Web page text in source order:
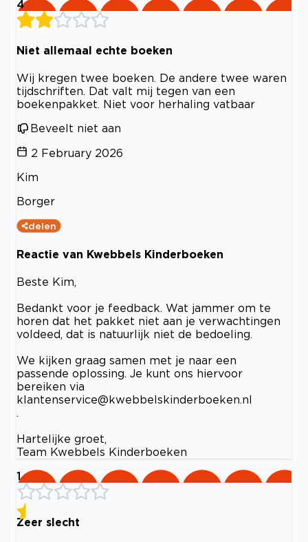
4
Niet allemaal echte boeken
Wij kregen twee boeken. De andere twee waren
tijdschriften. Dat valt mij tegen van een
boekenpakket. Niet voor herhaling vatbaar
Beveelt niet aan
2 February 2026
Kim
Borger
delen
Reactie van Kwebbels Kinderboeken
Beste Kim,
Bedankt voor je feedback. Wat jammer om te
horen dat het pakket niet aan je verwachtingen
voldeed, dat is natuurlijk niet de bedoeling.
We kijken graag samen met je naar een
passende oplossing. Je kunt ons hiervoor
bereiken via
klantenservice@kwebbelskinderboeken.nl
.
Hartelijke groet,
Team Kwebbels Kinderboeken
1
Zeer slecht